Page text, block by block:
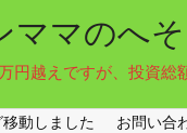
ママのへ
円越えですが、投資
移動しました お問い合